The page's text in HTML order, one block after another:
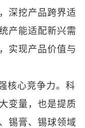
深挖产品跨界适
产能适配新兴需
实现产品价值与
核心竞争力。科
变量，也是提质
锡膏、锡球领域